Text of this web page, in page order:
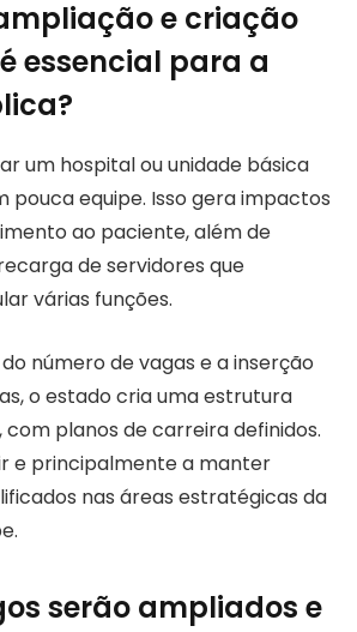
e criação
essencial para a
um hospital ou unidade básica
pouca equipe. Isso gera impactos
ao paciente, além de
de servidores que
várias funções.
número de vagas e a inserção
o estado cria uma estrutura
com planos de carreira definidos.
e principalmente a manter
nas áreas estratégicas da
serão ampliados e